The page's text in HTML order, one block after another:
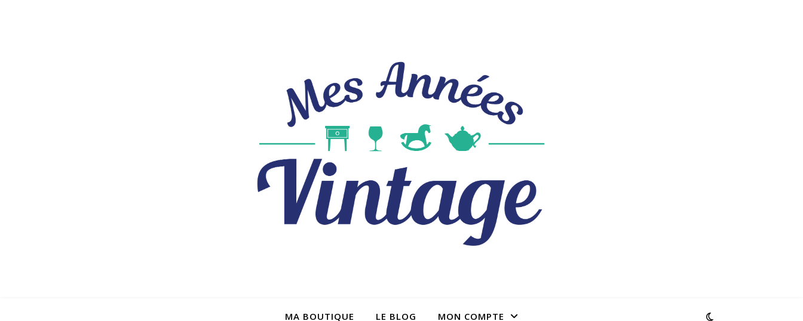
MA BOUTIQUE LE BLOG MON COMPTE